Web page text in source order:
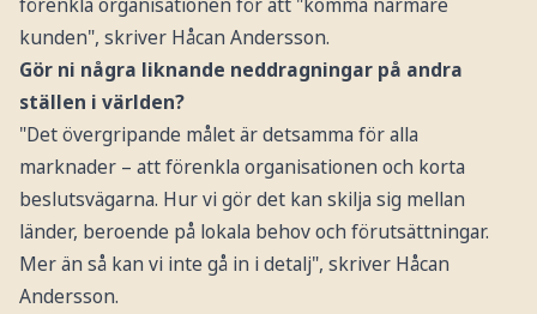
kunden", skriver Håcan Andersson.
Gör ni några liknande neddragningar på andra
ställen i världen?
"Det övergripande målet är detsamma för alla
marknader – att förenkla organisationen och korta
beslutsvägarna. Hur vi gör det kan skilja sig mellan
länder, beroende på lokala behov och förutsättningar.
Mer än så kan vi inte gå in i detalj", skriver Håcan
Andersson.